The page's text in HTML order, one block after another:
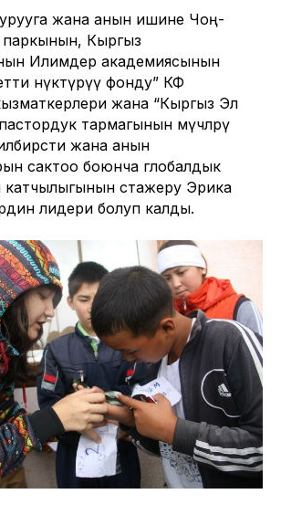
жана анын ишине Чоң-
паркынын, Кыргыз
Илимдер академиясынын
өнүктүрүү фонду” КФ
жана “Кыргыз Эл
тармагынын мүчөлөрү
жана анын
сактоо боюнча глобалдык
стажеру Эрика
лидери болуп калды.